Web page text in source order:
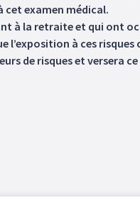
cet examen médical.
à la retraite et qui ont
à ces risques
de risques et versera